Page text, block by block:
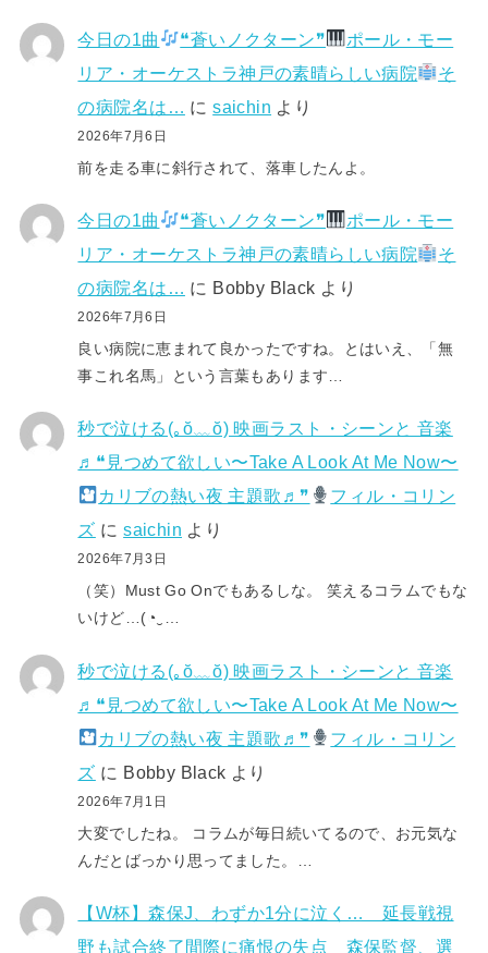
今日の1曲 ❝蒼いノクターン❞
ポール・モー
リア・オーケストラ神戸の素晴らしい病院
そ
の病院名は…
にsaichin より
2026年7月6日
前を走る車に斜行されて、落車したんよ。
今日の1曲 ❝蒼いノクターン❞
ポール・モー
リア・オーケストラ神戸の素晴らしい病院
そ
の病院名は… に Bobby Black より
2026年7月6日
良い病院に恵まれて良かったですね。とはいえ、「無
事これ名馬」という言葉もあります…
秒で泣ける(⁠｡⁠ŏ⁠﹏⁠ŏ⁠) 映画ラスト・シーンと 音楽
♬❝見つめて欲しい〜Take A Look At Me Now〜
カリブの熱い夜 主題歌♬❞
フィル・コリン
ズ にsaichin より
2026年7月3日
（笑）Must Go Onでもあるしな。 笑えるコラムでもな
いけど…(⁠◔⁠‿⁠…
秒で泣ける(⁠｡⁠ŏ⁠﹏⁠ŏ⁠) 映画ラスト・シーンと 音楽
♬❝見つめて欲しい〜Take A Look At Me Now〜
カリブの熱い夜 主題歌♬❞
フィル・コリン
ズ に Bobby Black より
2026年7月1日
大変でしたね。 コラムが毎日続いてるので、お元気な
んだとばっかり思ってました。…
【W杯】森保J、わずか1分に泣く… 延長戦視
野も試合終了間際に痛恨の失点 森保監督、選